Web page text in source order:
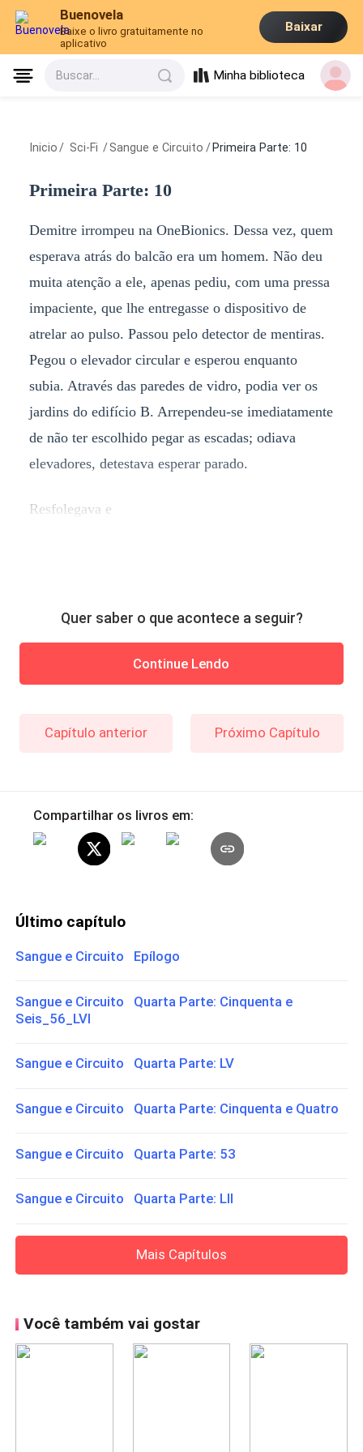
Buenovela
Baixe o livro gratuitamente no
aplicativo
Baixar
Buscar... Minha biblioteca
Inicio / Sci-Fi /Sangue e Circuito / Primeira Parte: 10
Primeira Parte: 10
Demitre irrompeu na OneBionics. Dessa vez, quem
esperava atrás do balcão era um homem. Não deu
muita atenção a ele, apenas pediu, com uma pressa
impaciente, que lhe entregasse o dispositivo de
atrelar ao pulso. Passou pelo detector de mentiras.
Pegou o elevador circular e esperou enquanto
subia. Através das paredes de vidro, podia ver os
jardins do edifício B. Arrependeu-se imediatamente
de não ter escolhido pegar as escadas; odiava
elevadores, detestava esperar parado.
Resfolegava e
Quer saber o que acontece a seguir?
Continue Lendo
Capítulo anterior Próximo Capítulo
Compartilhar os livros em:
Último capítulo
Sangue e Circuito Epílogo
Sangue e Circuito Quarta Parte: Cinquenta e
Seis_56_LVI
Sangue e Circuito Quarta Parte: LV
Sangue e Circuito Quarta Parte: Cinquenta e Quatro
Sangue e Circuito Quarta Parte: 53
Sangue e Circuito Quarta Parte: LII
Mais Capítulos
Você também vai gostar